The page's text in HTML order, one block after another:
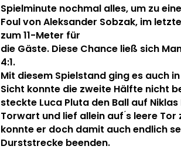
Spielminute nochmal alles, um zu
Foul von Aleksander Sobzak, im
zum 11-Meter für
die Gäste. Diese Chance ließ sich
4:1.
Mit diesem Spielstand ging es auch
Sicht konnte die zweite Hälfte nicht
steckte Luca Pluta den Ball auf
Torwart und lief allein auf ́s leere Tor
konnte er doch damit auch endlich
Durststrecke beenden.